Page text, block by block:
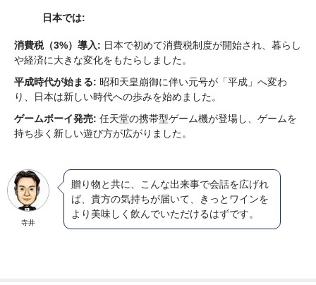
日本では:
消費税（3%）導入: 日本で初めて消費税制度が開始され、暮らし
や経済に大きな変化をもたらしました。
平成時代が始まる: 昭和天皇崩御に伴い元号が「平成」へ変わ
り、日本は新しい時代への歩みを始めました。
ゲームボーイ発売: 任天堂の携帯型ゲーム機が登場し、ゲームを
持ち歩く新しい遊び方が広がりました。
寺井
贈り物と共に、こんな出来事で会話を広げれ
ば、貴方の気持ちが届いて、きっとワインを
より美味しく飲んでいただけるはずです。